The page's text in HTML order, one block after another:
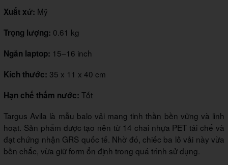
Xuất xứ: Mỹ
Trọng lượng: 0.61 kg
Ngăn laptop: 15–16 inch
Kích thước: 35 x 11 x 40 cm
Hạn chế thấm nước: Tốt
Targus Avila là mẫu balo vải mang tinh thần bền vững và linh
hoạt. Sản phẩm được tạo nên từ 14 chai nhựa PET tái chế và
đạt chứng nhận GRS quốc tế. Nhờ đó, chiếc ba lô vải này vừa
bền chắc, vừa giữ form ổn định trong quá trình sử dụng.